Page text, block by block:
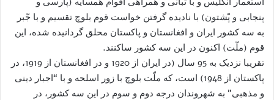
پنجابی و پّشتون) با نادیده گرفتن خواست قوم بلوچ تقسیم و با جّبر
به سه کشور ایران و افغانستان و پاکستان محلق گردانیده شده، این
قوم (ملّت) اکنون در این سه کشور ساکنند.
تقریبا نزدیک به 95 سال (در ایران از 1920 و در افغانستان از 1919، در
پاکستان از 1948) است، که ملّت بلوچ با زور اسلحه و با “اجبار دینی
و مذهبی” به شهروندان درجه دوم و سوم در این سه کشور، در